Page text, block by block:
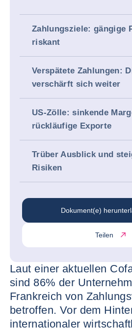
Zahlungsziele: gängige
riskant
Verspätete Zahlungen:
verschärft sich weiter
US-Zölle: sinkende
rückläufige Exporte
Trüber Ausblick und
Risiken
Dokument(e)
Teilen
Laut einer aktuellen
sind 86% der
Frankreich von
betroffen. Vor dem
internationaler